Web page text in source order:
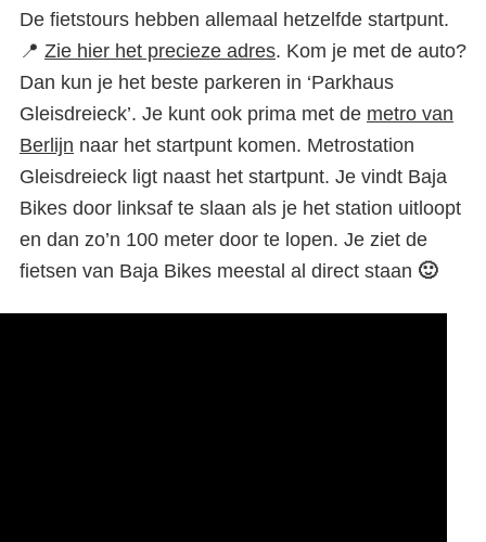
De fietstours hebben allemaal hetzelfde startpunt.
📍 Zie hier het precieze adres. Kom je met de auto?
Dan kun je het beste parkeren in ‘Parkhaus
Gleisdreieck’. Je kunt ook prima met de metro van
Berlijn naar het startpunt komen. Metrostation
Gleisdreieck ligt naast het startpunt. Je vindt Baja
Bikes door linksaf te slaan als je het station uitloopt
en dan zo’n 100 meter door te lopen. Je ziet de
fietsen van Baja Bikes meestal al direct staan 🙂